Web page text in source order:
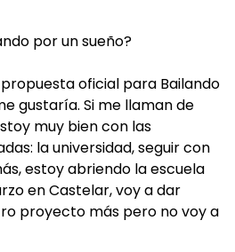
por un sueño?
oficial para Bailando
gustaría. Si me llaman de
muy bien con las
la universidad, seguir con
estoy abriendo la escuela
en Castelar, voy a dar
proyecto más pero no voy a